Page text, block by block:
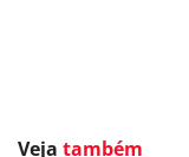
Veja também